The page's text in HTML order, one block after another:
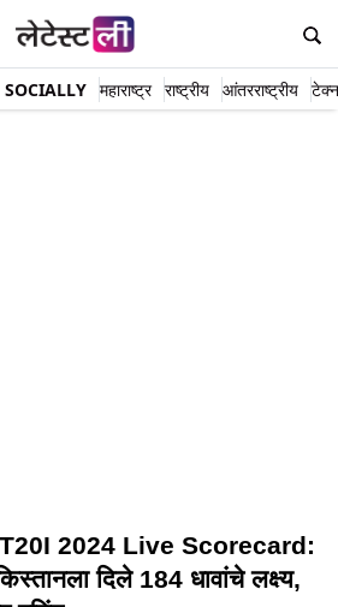
SOCIALLY महाराष्ट्र राष्ट्रीय आंतरराष्ट्रीय
2024 Live Scorecard:
दिले 184 धावांचे लक्ष्य,